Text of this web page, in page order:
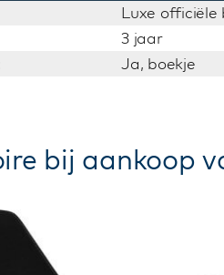
Luxe officiële
3 jaar
Ja, boekje
bij aankoop